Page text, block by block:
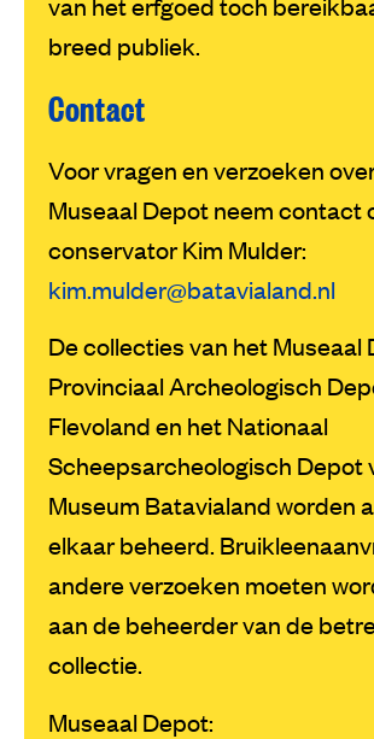
breed publiek.
Contact
Voor vragen en verzoeken
Museaal Depot neem contact
conservator Kim Mulder:
kim.mulder@batavialand.nl
De collecties van het Museaal
Provinciaal Archeologisch
Flevoland en het Nationaal
Scheepsarcheologisch Depot
Museum Batavialand worden
elkaar beheerd.
andere verzoeken moeten
aan de beheerder van de
collectie.
Museaal Depot: